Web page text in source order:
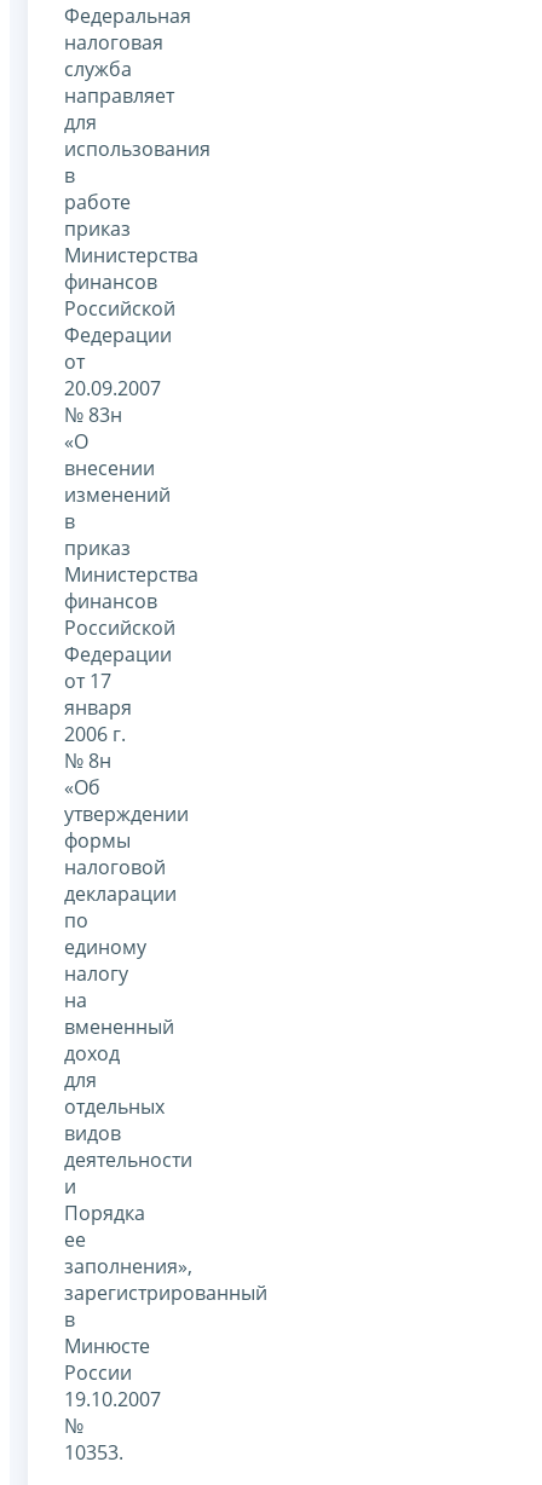
Федеральная
налоговая
служба
направляет
для
использования
в
работе
приказ
Министерства
финансов
Российской
Федерации
от
20.09.2007
№ 83н
«О
внесении
изменений
в
приказ
Министерства
финансов
Российской
Федерации
от 17
января
2006 г.
№ 8н
«Об
утверждении
формы
налоговой
декларации
по
единому
налогу
на
вмененный
доход
для
отдельных
видов
деятельности
и
Порядка
ее
заполнения»,
зарегистрированный
в
Минюсте
России
19.10.2007
№
10353.